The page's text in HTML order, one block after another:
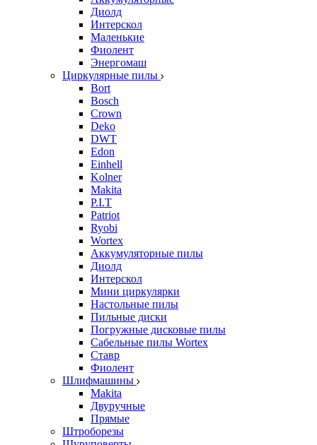
Диолд
Интерскол
Маленькие
Фиолент
Энергомаш
Циркулярные пилы
Bort
Bosch
Crown
Deko
DWT
Edon
Einhell
Kolner
Makita
P.I.T
Patriot
Ryobi
Wortex
Аккумуляторные пилы
Диолд
Интерскол
Мини циркулярки
Настольные пилы
Пильные диски
Погружные дисковые пилы
Сабельные пилы Wortex
Ставр
Фиолент
Шлифмашины
Makita
Двуручные
Прямые
Штроборезы